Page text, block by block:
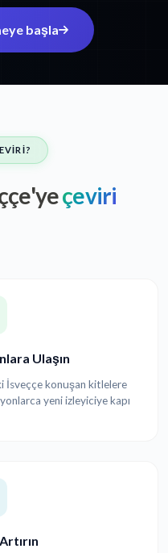
başla
çeviri
Ulaşın
İsveççe konuşan kitlelere
yeni izleyiciye kapı